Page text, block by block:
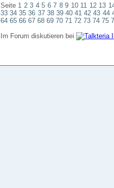
Seite 1 2 3 4 5 6 7 8 9 10 11 12 13
33 34 35 36 37 38 39 40 41 42 43 44
64 65 66 67 68 69 70 71 72 73 74 75
Im Forum diskutieren bei